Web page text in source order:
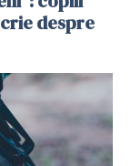
despre